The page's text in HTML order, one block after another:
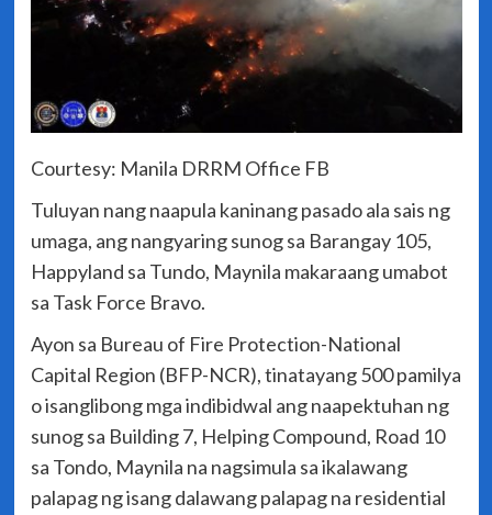
Courtesy: Manila DRRM Office FB
Tuluyan nang naapula kaninang pasado ala sais ng
umaga, ang nangyaring sunog sa Barangay 105,
Happyland sa Tundo, Maynila makaraang umabot
sa Task Force Bravo.
Ayon sa Bureau of Fire Protection-National
Capital Region (BFP-NCR), tinatayang 500 pamilya
o isanglibong mga indibidwal ang naapektuhan ng
sunog sa Building 7, Helping Compound, Road 10
sa Tondo, Maynila na nagsimula sa ikalawang
palapag ng isang dalawang palapag na residential